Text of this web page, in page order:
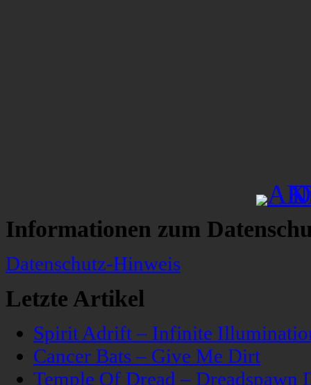
Informationen zum
Datenschutz-Hinweis
Letzte Artikel
Spirit Adrift – Infinite
Cancer Bats – Give Me Dirt
Temple Of Dread – Dreadspawn